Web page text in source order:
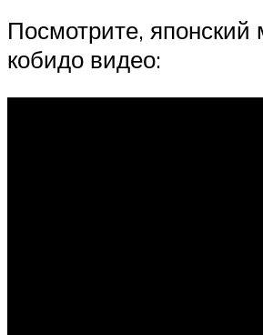
Посмотрите,
кобидо видео: